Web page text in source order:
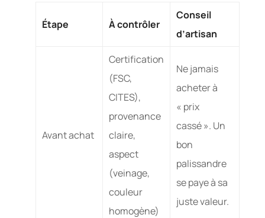
Étape À contrôler
Conseil
d’artisan
Avant achat
Certification
(FSC,
CITES),
provenance
claire,
aspect
(veinage,
couleur
homogène)
Ne jamais
acheter à
« prix
cassé ». Un
bon
palissandre
se paye à sa
juste valeur.